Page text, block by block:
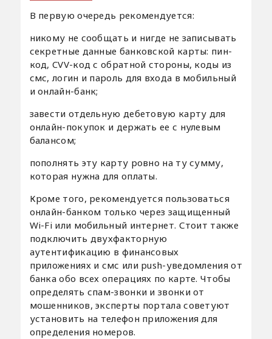
В первую очередь рекомендуется:
никому не сообщать и нигде не записывать
секретные данные банковской карты: пин-
код, CVV-код с обратной стороны, коды из
смс, логин и пароль для входа в мобильный
и онлайн-банк;
завести отдельную дебетовую карту для
онлайн-покупок и держать ее с нулевым
балансом;
пополнять эту карту ровно на ту сумму,
которая нужна для оплаты.
Кроме того, рекомендуется пользоваться
онлайн-банком только через защищенный
Wi-Fi или мобильный интернет. Стоит также
подключить двухфакторную
аутентификацию в финансовых
приложениях и смс или push-уведомления от
банка обо всех операциях по карте. Чтобы
определять спам-звонки и звонки от
мошенников, эксперты портала советуют
установить на телефон приложения для
определения номеров.